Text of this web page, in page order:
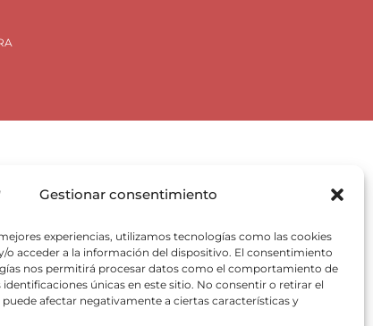
Gestionar consentimiento
experiencias, utilizamos tecnologías como las cookies
o acceder a la información del dispositivo. El consentimiento
nos permitirá procesar datos como el comportamiento de
identificaciones únicas en este sitio. No consentir o retirar el
afectar negativamente a ciertas características y
Recuperación, Trasformación y Resiliencia, para
del Ministerio para la Transición Ecológica y el
autores.